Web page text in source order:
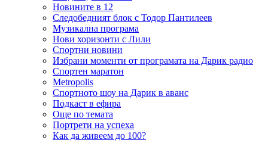
Новините в 12
Следобедният блок с Тодор Пантилеев
Музикална програма
Нови хоризонти с Лили
Спортни новини
Избрани моменти от програмата на Дарик радио
Спортен маратон
Metropolis
Спортното шоу на Дарик в аванс
Подкаст в ефира
Още по темата
Портрети на успеха
Как да живеем до 100?